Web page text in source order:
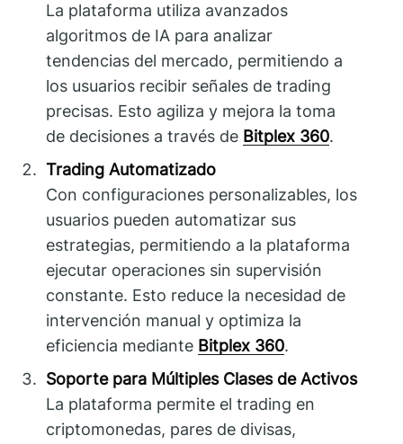
La plataforma utiliza avanzados
algoritmos de IA para analizar
tendencias del mercado, permitiendo a
los usuarios recibir señales de trading
precisas. Esto agiliza y mejora la toma
de decisiones a través de Bitplex 360.
Trading Automatizado
Con configuraciones personalizables, los
usuarios pueden automatizar sus
estrategias, permitiendo a la plataforma
ejecutar operaciones sin supervisión
constante. Esto reduce la necesidad de
intervención manual y optimiza la
eficiencia mediante Bitplex 360.
Soporte para Múltiples Clases de Activos
La plataforma permite el trading en
criptomonedas, pares de divisas,